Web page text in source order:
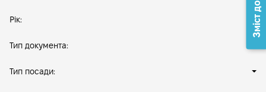
Рік:
Тип документа:
Тип посади: